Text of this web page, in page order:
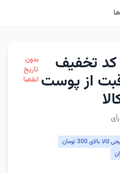
کد تخفیف
از پوست
بدون
تاریخ
انقضا
بالای 300 تومان